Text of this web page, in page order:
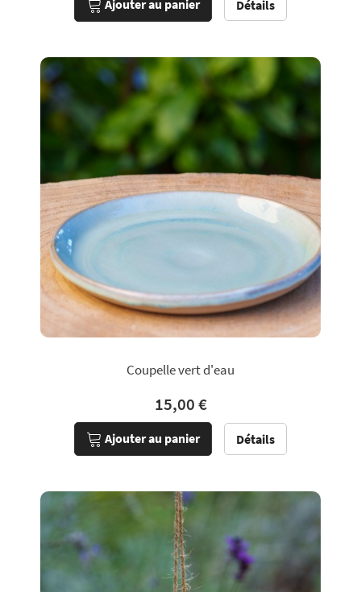
Ajouter au panier Détails
Coupelle vert d'eau
15,00 €
Ajouter au panier Détails